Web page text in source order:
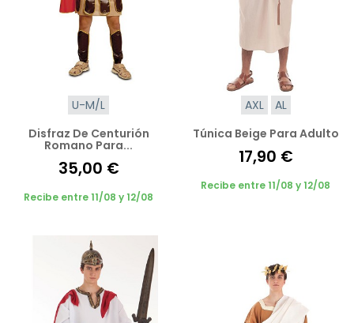
U-M/L
Disfraz De Centurión
Romano Para...
35,00 €
Recibe entre 11/08 y 12/08
AXL
AL
Túnica Beige Para Adulto
17,90 €
Recibe entre 11/08 y 12/08